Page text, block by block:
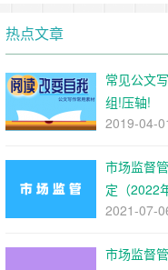
热点文章
常见公文
组!压轴!
2019-04-
市场监督
定（2022
2021-07-
市场监督